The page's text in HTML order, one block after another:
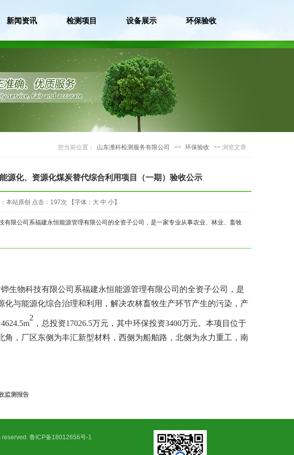
新闻资讯 检测项目 设备展示 环保验收
您当前位置： 山东潍科检测服务有限公司 >> 环保验收 >> 浏览文章
源化、资源化煤炭替代综合利用项目（一期）验收公示
本站原创 点击： 197次 【字体： 大 中 小】
限公司系福建永恒能源管理有限公司的全资子公司，是一家专业从事农业、林业、畜牧
生物科技有限公司系福建永恒能源管理有限公司的全资子公司，是
与能源化综合治理和利用，解决农林畜牧生产环节产生的污染，产
4624.5m
2
，总投资17026.5万元，其中环保投资3400万元。本项目位于
角，厂区东侧为丰汇新型材料 ，西侧为船舶路 ，北侧为永力重工 ，南
监测报告
鲁ICP备18012656号-1